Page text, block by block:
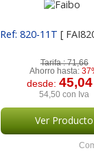
Ref: 820-11T[
Tarifa :71,66
Ahorro hasta:
desde:
54,50 con Iva
Ver Producto